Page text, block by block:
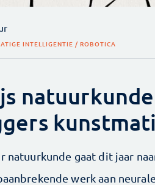
INTELLIGENTIE / ROBOTICA
natuurkunde gaat dit jaar
werk aan